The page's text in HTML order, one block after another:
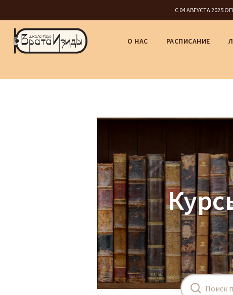
С 04 АВГУСТА 2025
О НАС РАСПИСАНИЕ